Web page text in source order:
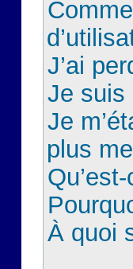
J’ai
Je suis
Je
plus
À quoi